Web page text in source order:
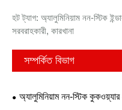
হট ট্যাগ: অ্যালুমিনিয়াম নন-স্টিক
সরবরাহকারী, কারখানা
সম্পর্কিত বিভাগ
অ্যালুমিনিয়াম নন-স্টিক কুকওয়্যার